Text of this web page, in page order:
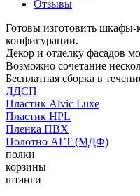
Отзывы
Готовы изготовить шкафы-
конфигурации.
Декор и отделку фасадов
Возможно сочетание
Бесплатная сборка в
ЛДСП
Пластик Alvic Luxe
Пластик HPL
Пленка ПВХ
Полотно АГТ (МДФ)
полки
корзины
штанги